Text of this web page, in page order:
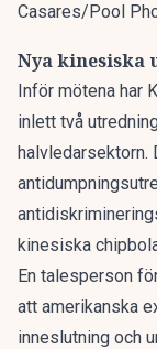
Casares/Pool
Nya kinesiska
Inför mötena har
inlett två
halvledarsektorn.
kinesiska
En talesperson
att amerikanska
inneslutning och